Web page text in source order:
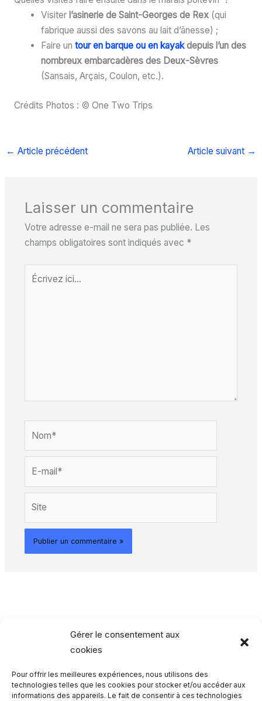
Gérer le consentement aux
cookies
Pour offrir les meilleures expériences, nous utilisons des
technologies telles que les cookies pour stocker et/ou accéder aux
informations des appareils. Le fait de consentir à ces technologies
Visiter l’asinerie de Saint-Georges de Rex (qui
fabrique aussi des savons au lait d’ânesse) ;
Faire un tour en barque ou en kayakdepuis l’un des
nombreux embarcadères des Deux-Sèvres
(Sansais, Arçais, Coulon, etc.).
Crédits Photos : © One Two Trips
← Article précédent Article suivant →
Laisser un commentaire
Votre adresse e-mail ne sera pas publiée. Les
champs obligatoires sont indiqués avec *
Écrivez
Rechercher…